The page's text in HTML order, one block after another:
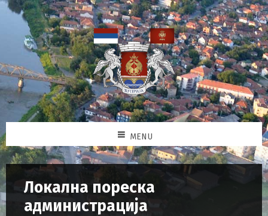
MENU
Локална пореска
администрација